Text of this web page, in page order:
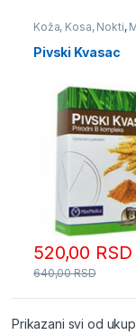
Koža, Kosa, Nokti,
Pivski Kvasac
520,00 RSD
640,00RSD
Prikazani svi od